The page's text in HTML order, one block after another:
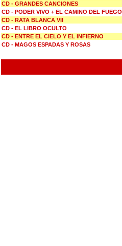
CD - GRANDES CANCIONES
CD - PODER VIVO + EL CAMINO DEL FUEGO
CD - RATA BLANCA VII
CD - EL LIBRO OCULTO
CD - ENTRE EL CIELO Y EL INFIERNO
CD - MAGOS ESPADAS Y ROSAS